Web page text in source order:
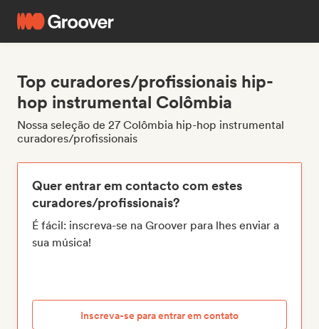
Top curadores/profissionais hip-
hop instrumental Colômbia
Nossa seleção de 27 Colômbia hip-hop instrumental
curadores/profissionais
Quer entrar em contacto com estes
curadores/profissionais?
É fácil: inscreva-se na Groover para lhes enviar a
sua música!
Inscreva-se para entrar em contato